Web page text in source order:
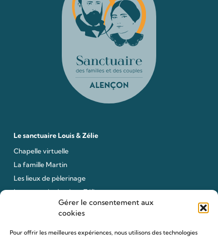
Gérer le consentement aux
cookies
Pour offrir les meilleures expériences, nous utilisons des technologies
Le sanctuaire Louis & Zélie
Chapelle virtuelle
La famille Martin
Les lieux de pèlerinage
Le sanctuaire Louis et Zélie
Soutenir le sanctuaire